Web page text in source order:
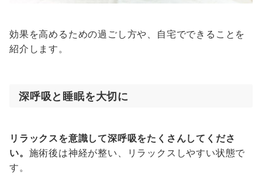
効果を高めるための過ごし方や、自宅でできることを
紹介します。
深呼吸と睡眠を大切に
リラックスを意識して深呼吸をたくさんしてくださ
い。 施術後は神経が整い、リラックスしやすい状態で
す。